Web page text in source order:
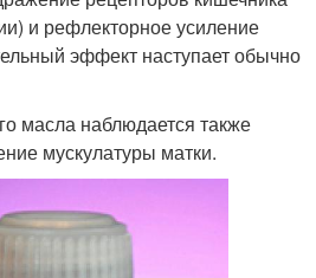
и рефлекторное усиление
эффект наступает обычно
масла наблюдается также
мускулатуры матки.